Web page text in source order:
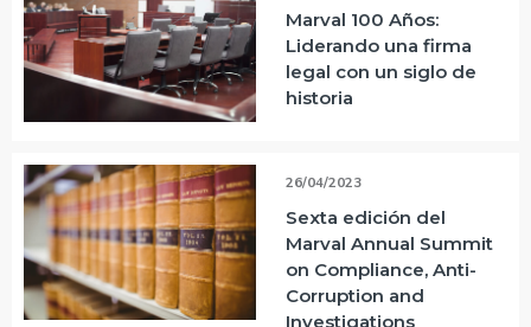
Marval 100 Años:
Liderando una firma
legal con un siglo de
historia
26/04/2023
Sexta edición del
Marval Annual Summit
on Compliance, Anti-
Corruption and
Investigations